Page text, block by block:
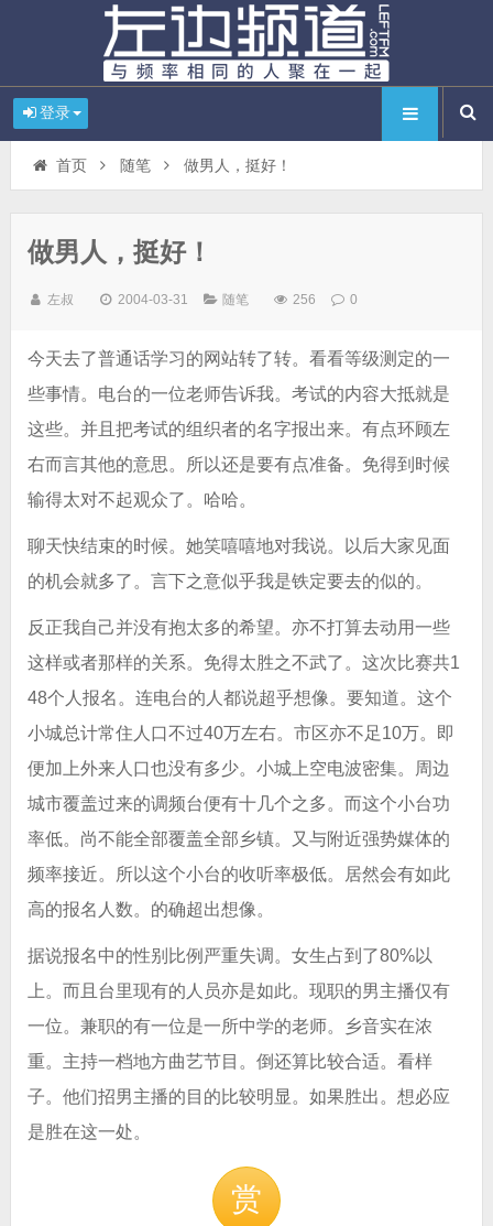
登录
首页 随笔 做男人，挺好！
做男人，挺好！
左叔 2004-03-31 随笔 256 0
今天去了普通话学习的网站转了转。看看等级测定的一
些事情。电台的一位老师告诉我。考试的内容大抵就是
这些。并且把考试的组织者的名字报出来。有点环顾左
右而言其他的意思。所以还是要有点准备。免得到时候
输得太对不起观众了。哈哈。
聊天快结束的时候。她笑嘻嘻地对我说。以后大家见面
的机会就多了。言下之意似乎我是铁定要去的似的。
反正我自己并没有抱太多的希望。亦不打算去动用一些
这样或者那样的关系。免得太胜之不武了。这次比赛共1
48个人报名。连电台的人都说超乎想像。要知道。这个
小城总计常住人口不过40万左右。市区亦不足10万。即
便加上外来人口也没有多少。小城上空电波密集。周边
城市覆盖过来的调频台便有十几个之多。而这个小台功
率低。尚不能全部覆盖全部乡镇。又与附近强势媒体的
频率接近。所以这个小台的收听率极低。居然会有如此
高的报名人数。的确超出想像。
据说报名中的性别比例严重失调。女生占到了80%以
上。而且台里现有的人员亦是如此。现职的男主播仅有
一位。兼职的有一位是一所中学的老师。乡音实在浓
重。主持一档地方曲艺节目。倒还算比较合适。看样
子。他们招男主播的目的比较明显。如果胜出。想必应
是胜在这一处。
赏